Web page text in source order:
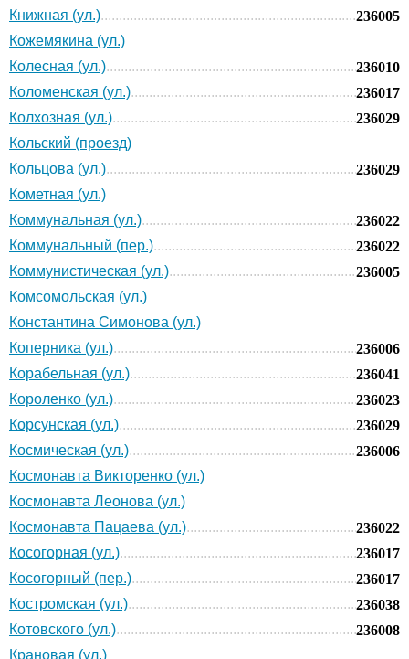
Книжная (ул.)
236005
Кожемякина (ул.)
Колесная (ул.)
236010
Коломенская (ул.)
236017
Колхозная (ул.)
236029
Кольский (проезд)
Кольцова (ул.)
236029
Кометная (ул.)
Коммунальная (ул.)
236022
Коммунальный (пер.)
236022
Коммунистическая (ул.)
236005
Комсомольская (ул.)
Константина Симонова (ул.)
Коперника (ул.)
236006
Корабельная (ул.)
236041
Короленко (ул.)
236023
Корсунская (ул.)
236029
Космическая (ул.)
236006
Космонавта Викторенко (ул.)
Космонавта Леонова (ул.)
Космонавта Пацаева (ул.)
236022
Косогорная (ул.)
236017
Косогорный (пер.)
236017
Костромская (ул.)
236038
Котовского (ул.)
236008
Крановая (ул.)